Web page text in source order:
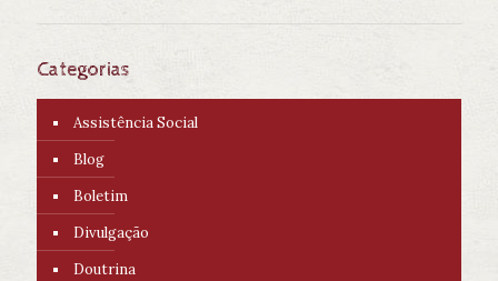
Categorias
Assistência Social
Blog
Boletim
Divulgação
Doutrina